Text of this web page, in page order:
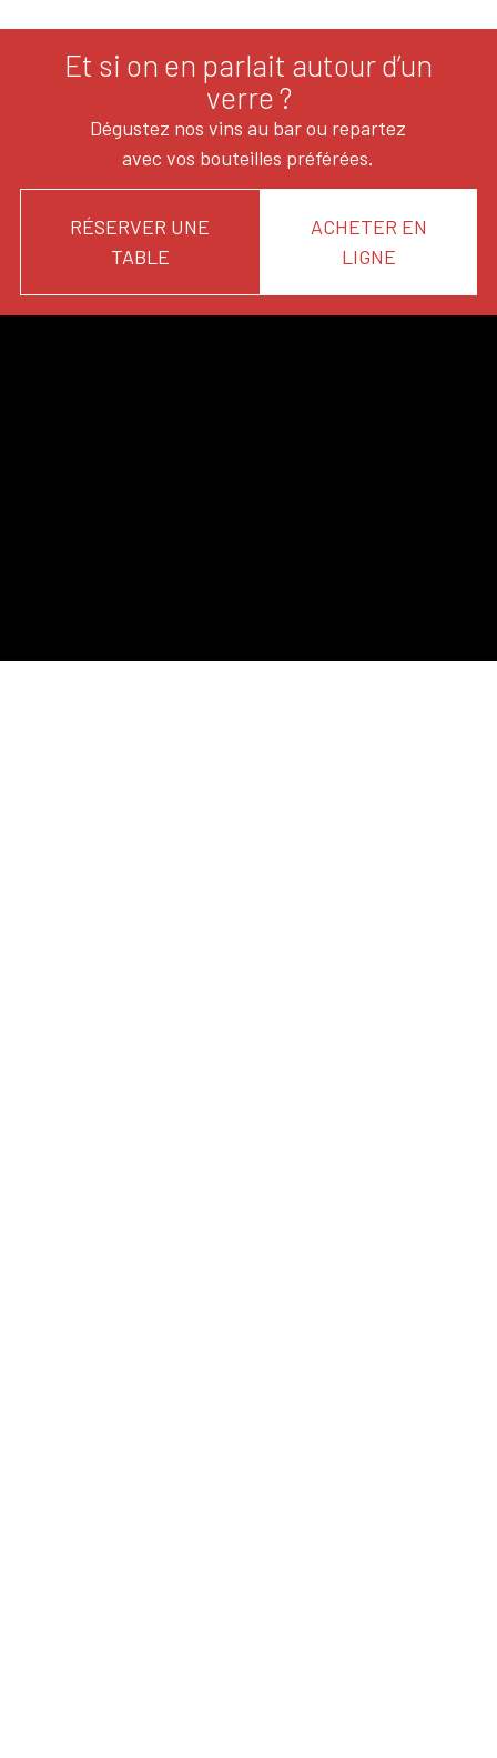
Et si on en parlait autour d’un
verre ?
Dégustez nos vins au bar ou repartez
avec vos bouteilles préférées.
RÉSERVER UNE
TABLE
ACHETER EN
LIGNE